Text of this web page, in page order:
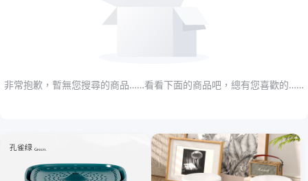
非常抱歉，暫無您搜尋的商品……看看下面的商品吧，總有您喜歡的……